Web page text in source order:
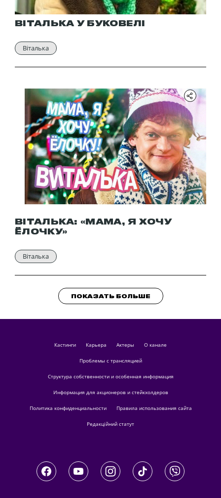
ВІТАЛЬКА У БУКОВЕЛІ
Віталька
ВІТАЛЬКА: «МАМА, Я ХОЧУ
ЁЛОЧКУ»
Віталька
ПОКАЗАТЬ БОЛЬШЕ
кастинги Карьера актеры О канале
Проблемы с трансляцией
Структура собственности и особенная информация
Информация для акционеров и стейкхолдеров
Политика конфиденциальности Правила использования сайта
Редакційний статут